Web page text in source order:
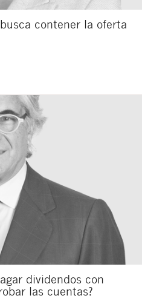
contener la oferta
dividendos con
las cuentas?